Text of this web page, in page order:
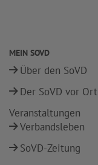
MEIN SOVD
Über den SoVD
Der SoVD vor Ort
Veranstaltungen
Verbandsleben
SoVD-Zeitung